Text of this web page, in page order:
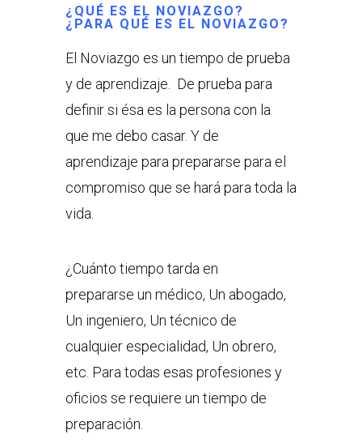
¿QUÉ ES EL NOVIAZGO?
¿PARA QUÉ ES EL NOVIAZGO?
El Noviazgo es un tiempo de prueba
y de aprendizaje. De prueba para
definir si ésa es la persona con la
que me debo casar. Y de
aprendizaje para prepararse para el
compromiso que se hará para toda la
vida.
¿Cuánto tiempo tarda en
prepararse un médico, Un abogado,
Un ingeniero, Un técnico de
cualquier especialidad, Un obrero,
etc. Para todas esas profesiones y
oficios se requiere un tiempo de
preparación.